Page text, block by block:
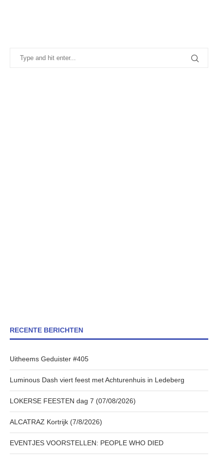
RECENTE BERICHTEN
Uitheems Geduister #405
Luminous Dash viert feest met Achturenhuis in Ledeberg
LOKERSE FEESTEN dag 7 (07/08/2026)
ALCATRAZ Kortrijk (7/8/2026)
EVENTJES VOORSTELLEN: PEOPLE WHO DIED